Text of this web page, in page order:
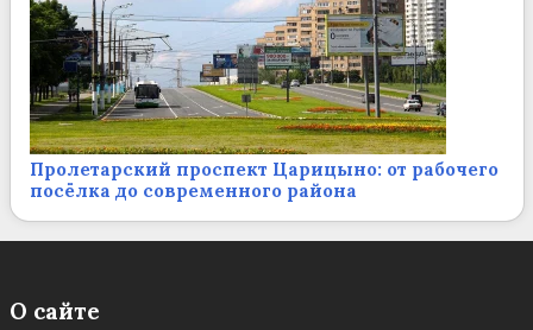
Пролетарский проспект Царицыно: от рабочего
посёлка до современного района
О сайте